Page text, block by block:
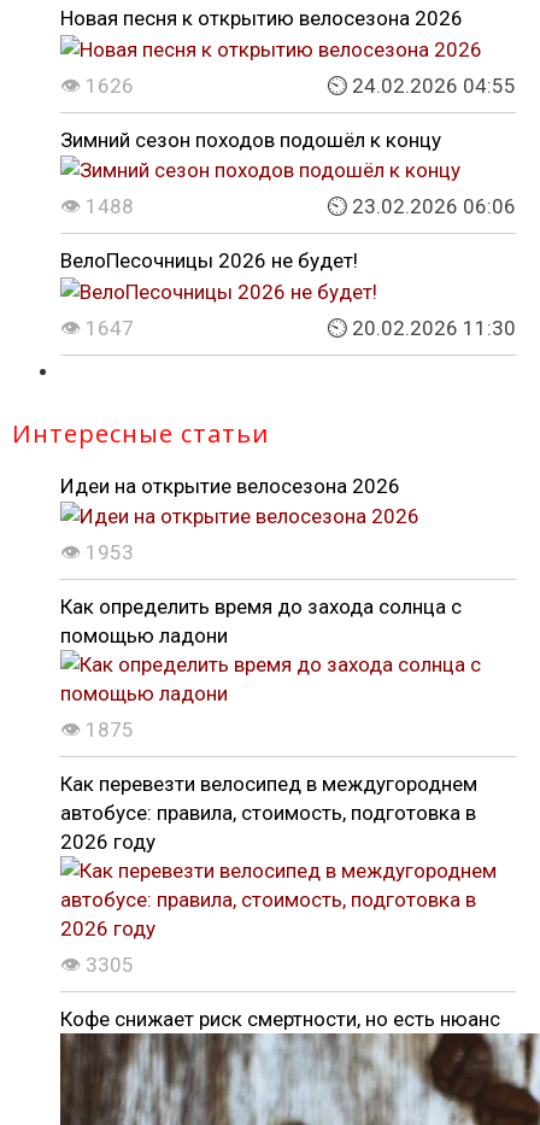
Новая песня к открытию велосезона 2026
👁 1626 ⏲ 24.02.2026 04:55
Зимний сезон походов подошёл к концу
👁 1488 ⏲ 23.02.2026 06:06
ВелоПесочницы 2026 не будет!
👁 1647 ⏲ 20.02.2026 11:30
Интересные статьи
Идеи на открытие велосезона 2026
👁 1953
Как определить время до захода солнца с
помощью ладони
👁 1875
Как перевезти велосипед в междугороднем
автобусе: правила, стоимость, подготовка в
2026 году
👁 3305
Кофе снижает риск смертности, но есть нюанс